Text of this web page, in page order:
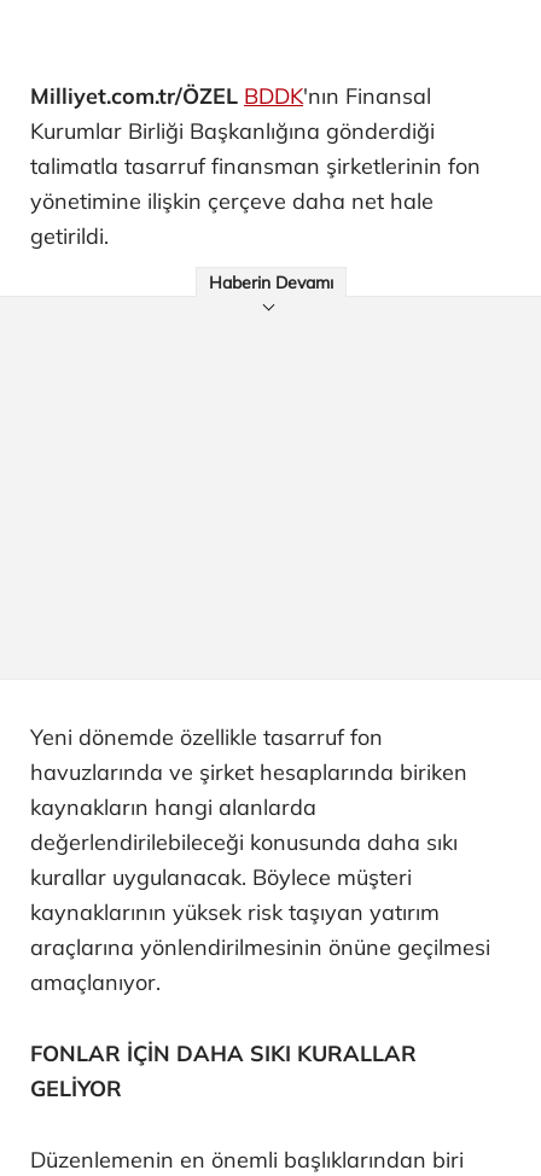
Milliyet.com.tr/ÖZEL BDDK'nın Finansal
Kurumlar Birliği Başkanlığına gönderdiği
talimatla tasarruf finansman şirketlerinin fon
yönetimine ilişkin çerçeve daha net hale
getirildi.
Haberin Devamı
Yeni dönemde özellikle tasarruf fon
havuzlarında ve şirket hesaplarında biriken
kaynakların hangi alanlarda
değerlendirilebileceği konusunda daha sıkı
kurallar uygulanacak. Böylece müşteri
kaynaklarının yüksek risk taşıyan yatırım
araçlarına yönlendirilmesinin önüne geçilmesi
amaçlanıyor.
FONLAR İÇİN DAHA SIKI KURALLAR
GELİYOR
Düzenlemenin en önemli başlıklarından biri